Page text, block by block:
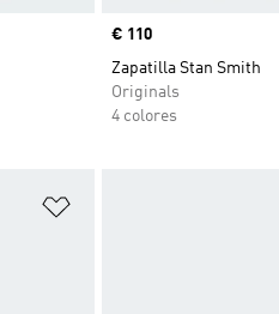
Precio
€ 110
Zapatilla Stan Smith
Originals
4 colores